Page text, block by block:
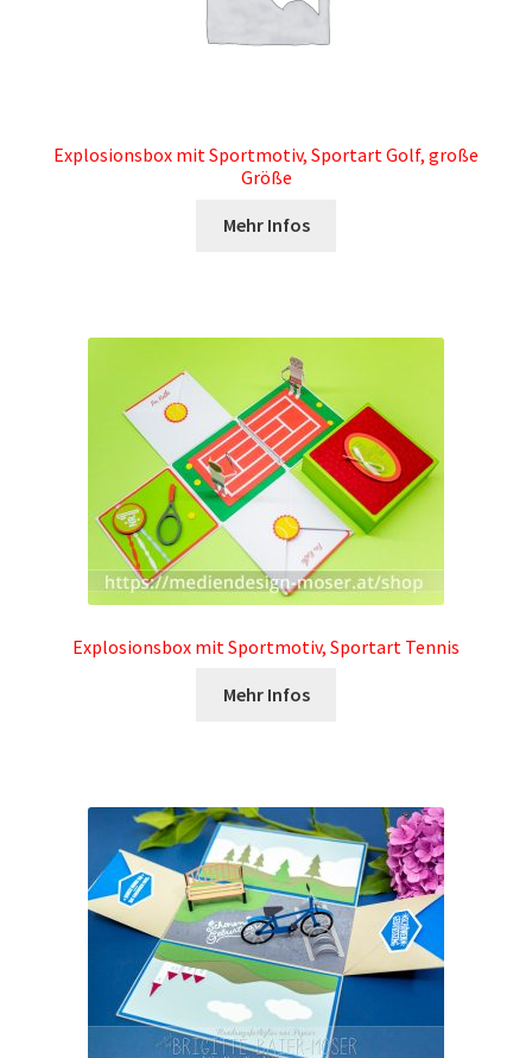
Explosionsbox mit Sportmotiv, Sportart Golf, große
Größe
Mehr Infos
Explosionsbox mit Sportmotiv, Sportart Tennis
Mehr Infos